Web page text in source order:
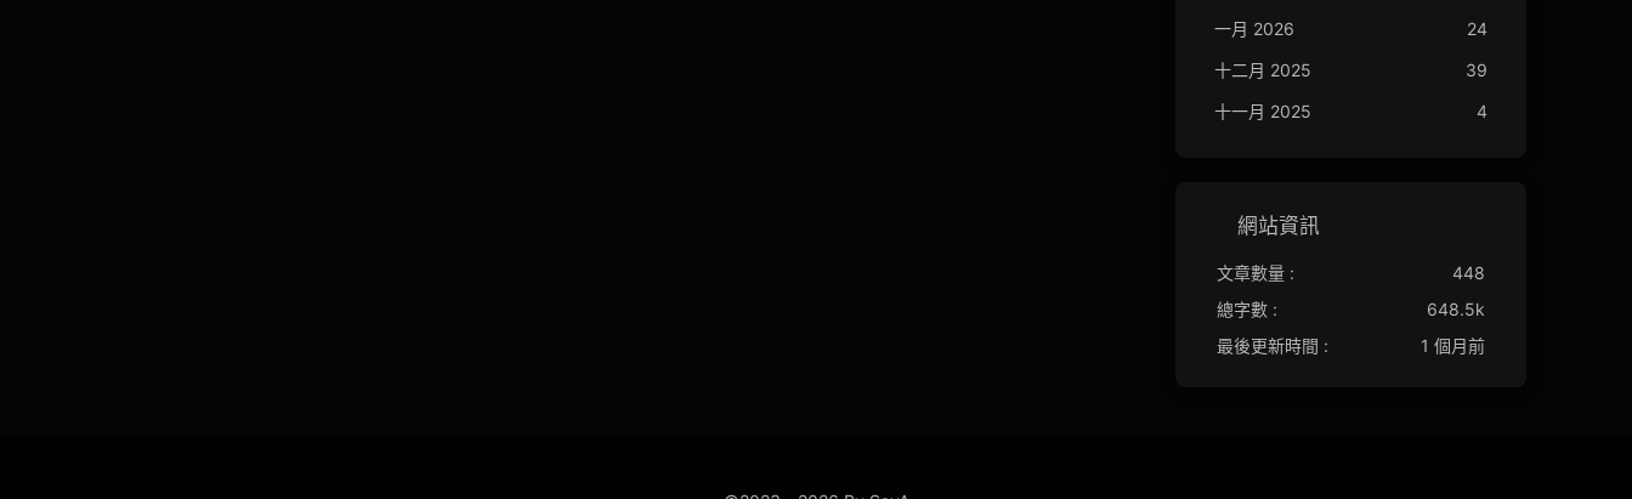
一月 2026
24
十二月 2025
39
十一月 2025
4
網站資訊
文章數量 :
448
總字數 :
648.5k
最後更新時間 :
1 個月前